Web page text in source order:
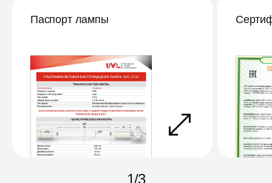
Паспорт лампы
1/3